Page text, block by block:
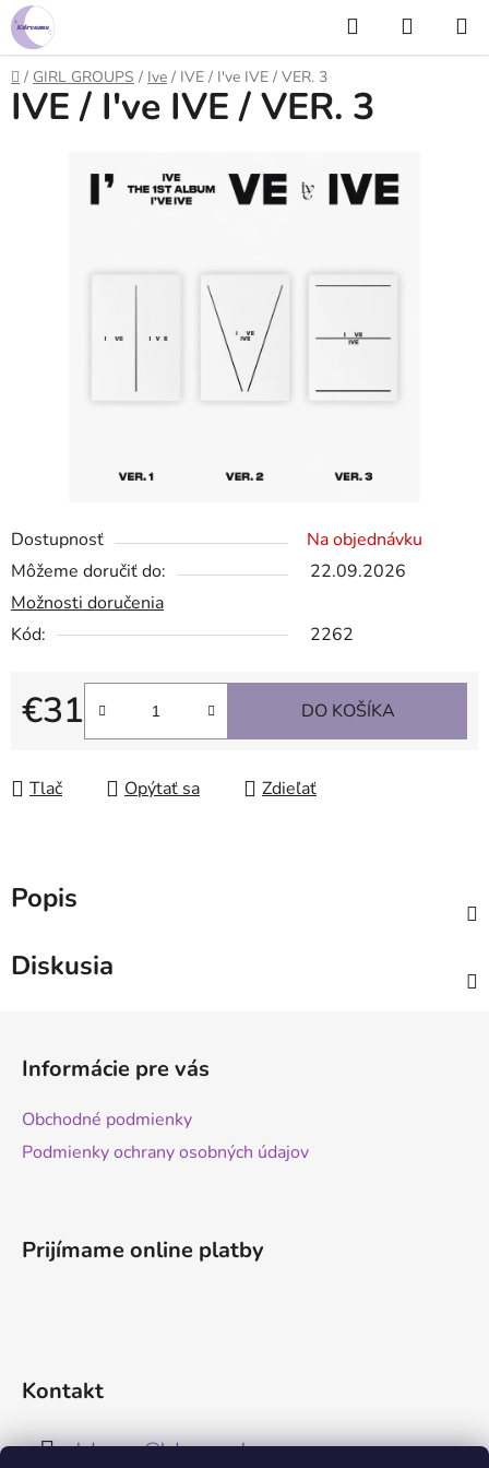
Prejsť
na
obsah
Hľadať
KOŠÍK
Domov
/ GIRL GROUPS / Ive / IVE / I've IVE / VER. 3
Dostupnosť
Na objednávku
Môžeme doručiť do:
22.09.2026
Možnosti doručenia
Kód:
2262
€31
Jednotková cena:
DO KOŠÍKA
Tlač Opýtať sa Zdieľať
IVE / I've IVE / VER. 3
Popis
Diskusia
Informácie pre vás
Obchodné podmienky
Podmienky ochrany osobných údajov
Prijímame online platby
Kontakt
kdreams@kdreams.sk